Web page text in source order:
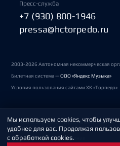
Пресс-служба
+7 (930) 800-1946
pressa@hctorpedo.ru
2003-2026 Автономная некоммерческая
Билетная система —ООО «Яндекс Музыка»
Условия пользования сайтами ХК «Торпедо»
Политика обработки персональных данных
Пользовательское соглашение
Мы используем cookies, чтобы
удобнее для вас. Продолжая
с обработкой cookies.